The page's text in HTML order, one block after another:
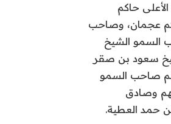
حاكم
عجمان، وصاحب
السمو الشيخ
سعود بن صقر
صاحب السمو
وصادق
حمد العطية.